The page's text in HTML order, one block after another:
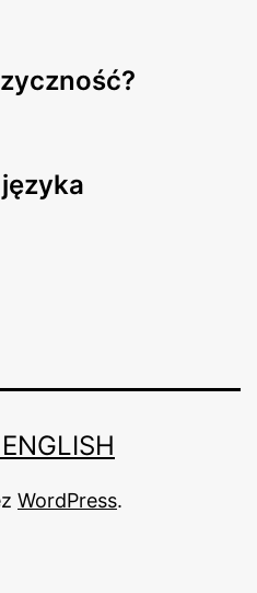
WordPress.